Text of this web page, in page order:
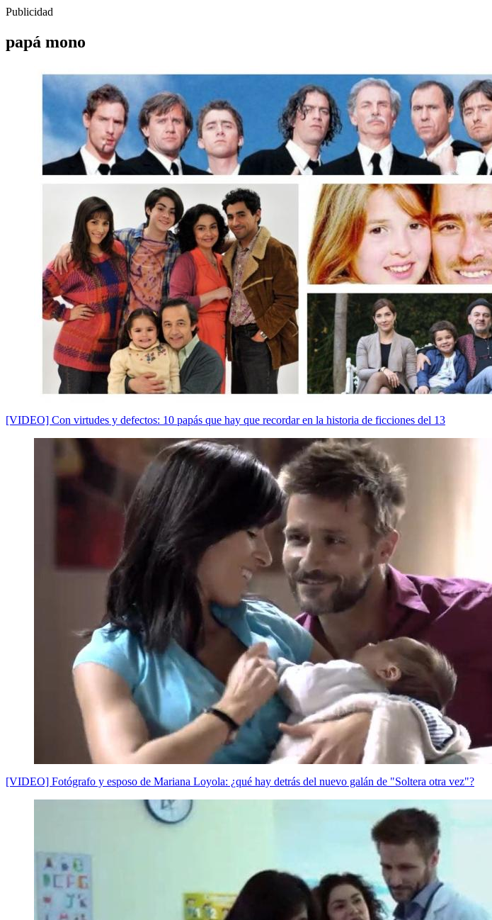
Publicidad
papá mono
[VIDEO] Con virtudes y defectos: 10 papás que hay que recordar en la historia de ficciones del 13
[VIDEO] Fotógrafo y esposo de Mariana Loyola: ¿qué hay detrás del nuevo galán de "Soltera otra vez"?